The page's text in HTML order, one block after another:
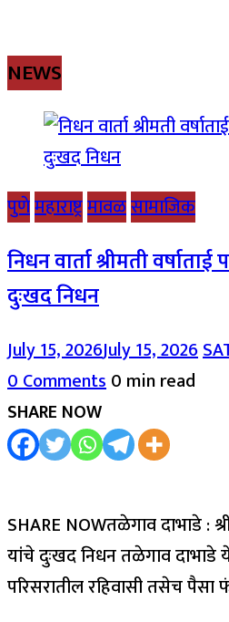
NEWS
पुणेमहाराष्ट्रमावळसामाजिक
निधन वार्ता श्रीमती
दुःखद निधन
July 15, 2026July 15, 2026
0 Comments0 min read
SHARE NOW
SHARE NOWतळेगाव दाभाडे :
यांचे दुःखद निधन तळेगाव दाभाडे
परिसरातील रहिवासी तसेच पैसा